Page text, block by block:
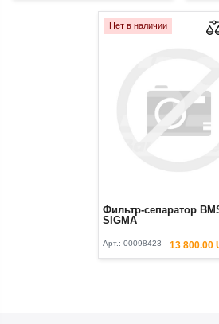
Нет в наличии
Фильтр-сепаратор
SIGMA
Арт.:00098423 13 800.00